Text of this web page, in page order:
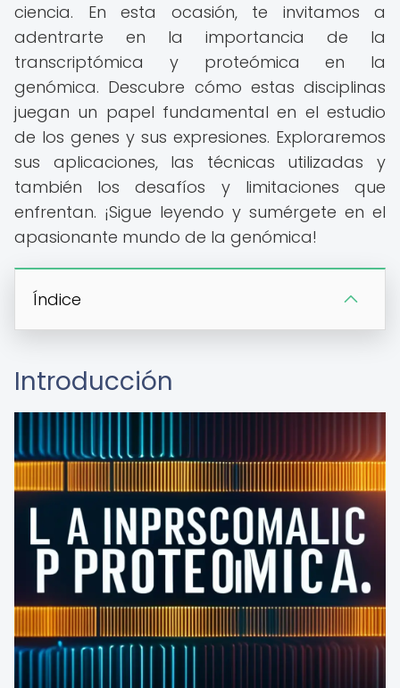
ciencia. En esta ocasión, te invitamos a
adentrarte en la importancia de la
transcriptómica y proteómica en la
genómica. Descubre cómo estas disciplinas
juegan un papel fundamental en el estudio
de los genes y sus expresiones. Exploraremos
sus aplicaciones, las técnicas utilizadas y
también los desafíos y limitaciones que
enfrentan. ¡Sigue leyendo y sumérgete en el
apasionante mundo de la genómica!
Índice
Introducción